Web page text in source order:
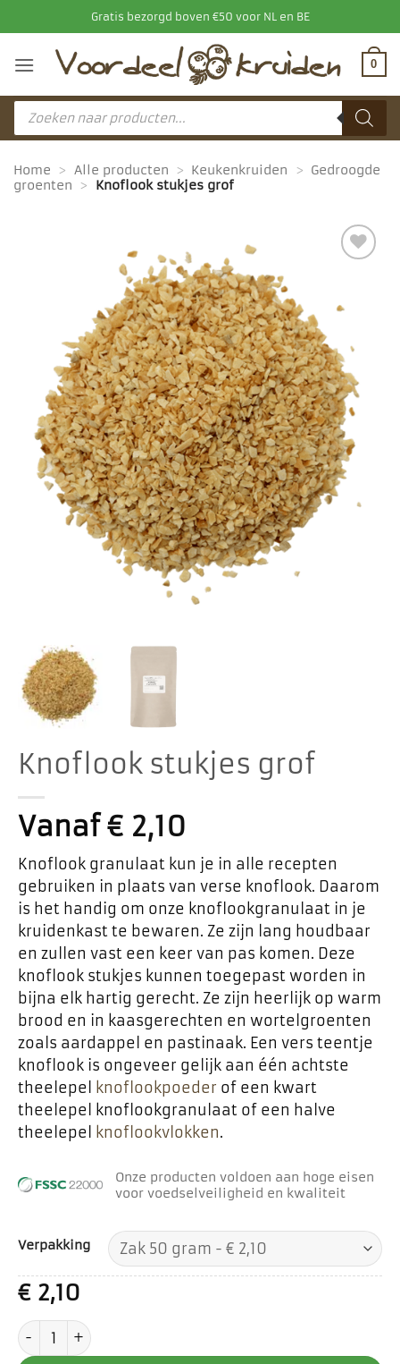
naar
inhoud
Gratis bezorgd boven €50 voor NL en BE
0
Producten
zoeken
Home > Alle producten > Keukenkruiden > Gedroogde
groenten
> Knoflook stukjes grof
favorieten
Knoflook stukjes grof
Vanaf€2,10
Knoflook granulaat kun je in alle recepten
gebruiken in plaats van verse knoflook. Daarom
is het handig om onze knoflookgranulaat in je
kruidenkast te bewaren. Ze zijn lang houdbaar
en zullen vast een keer van pas komen. Deze
knoflook stukjes kunnen toegepast worden in
bijna elk hartig gerecht. Ze zijn heerlijk op warm
brood en in kaasgerechten en wortelgroenten
zoals aardappel en pastinaak. Een vers teentje
knoflook is ongeveer gelijk aan één achtste
theelepel
knoflookpoeder of een kwart
theelepel knoflookgranulaat of een halve
theelepel
knoflookvlokken.
Onze producten voldoen aan hoge eisen
voor voedselveiligheid en kwaliteit
Verpakking
€2,10
Knoflook stukjes grof aantal